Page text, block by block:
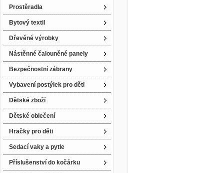
Prostěradla
Bytový textil
Dřevěné výrobky
Nástěnné čalouněné panely
Bezpečnostní zábrany
Vybavení postýlek pro děti
Dětské zboží
Dětské oblečení
Hračky pro děti
Sedací vaky a pytle
Příslušenství do kočárku